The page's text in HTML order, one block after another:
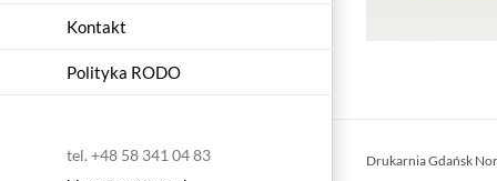
Kontakt
Polityka RODO
tel. +48 58 341 04 83
Drukarnia Gdańsk